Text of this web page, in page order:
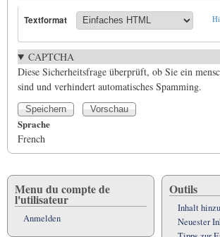
Textformat
CAPTCHA
Diese Sicherheitsfrage überprüft, ob Sie ein
sind und verhindert automatisches Spamming.
Sprache
French
Menu du compte de
l'utilisateur
Anmelden
Outils
Inhalt
Neuester